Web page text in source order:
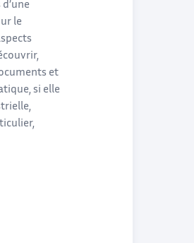
le
et
si elle